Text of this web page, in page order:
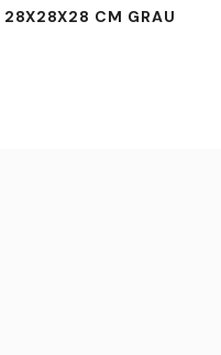
28X28X28 CM GRAU